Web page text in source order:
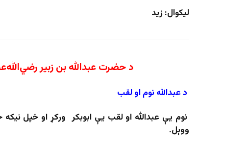
لیکوال: زید
د حضرت عبداللهبنزبیررضي‌الله‌
دعبدالله نوماولقب
نوم يې عبدالله او لقب یې ابوبکر ورکړ او خپل
ووېل.